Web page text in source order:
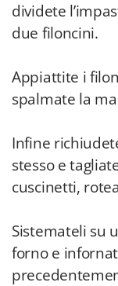
dividete
due filoncini.
Appiattite i
spalmate la
Infine
stesso e
cuscinetti,
Sistemateli su
forno e